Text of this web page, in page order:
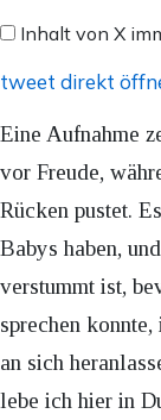
anzeigen
Inhalt von X
tweet direkt
Eine Aufnahme
vor Freude,
Rücken pustet.
Babys haben,
verstummt ist,
sprechen
an sich
lebe ich hier in